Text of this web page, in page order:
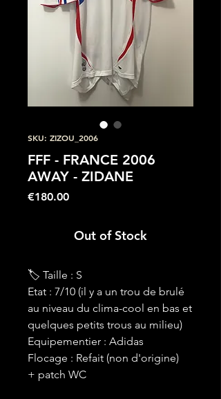
SKU: ZIZOU_2006
FFF - FRANCE 2006
AWAY - ZIDANE
€180.00Price
Out of Stock
🏷 Taille : S
Etat : 7/10 (il y a un trou de brulé
au niveau du clima-cool en bas et
quelques petits trous au milieu)
Equipementier : Adidas
Flocage : Refait (non d'origine)
+ patch WC